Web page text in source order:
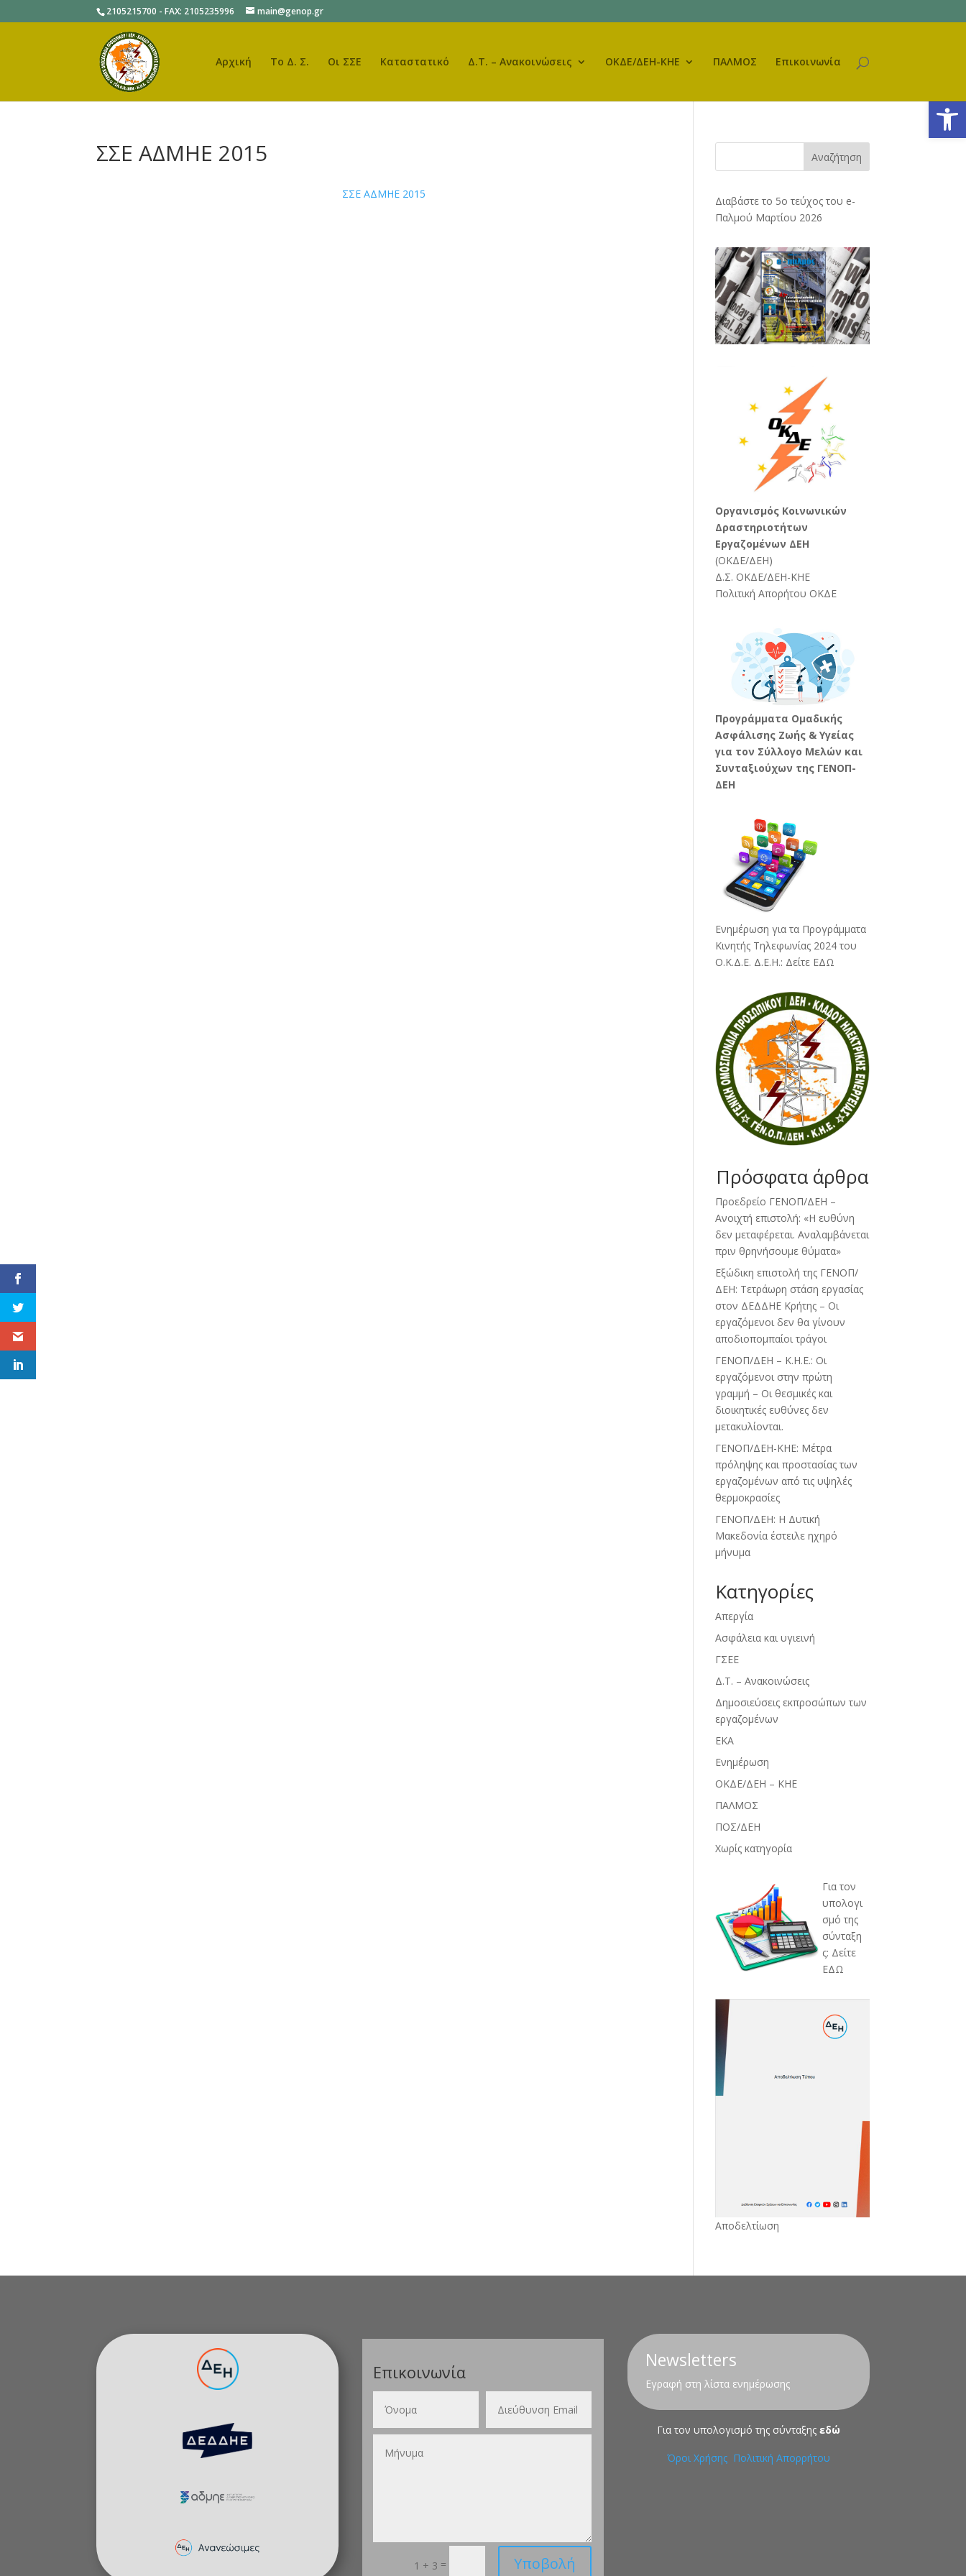
2105215700 - FAX: 2105235996 main@genop.gr
Αρχική Το Δ. Σ. Οι ΣΣΕ Καταστατικό Δ.Τ. – Ανακοινώσεις ΟΚΔΕ/ΔΕΗ-ΚΗΕ ΠΑΛΜΟΣ Επικοινωνία
ΣΣΕ ΑΔΜΗΕ 2015
ΣΣΕ ΑΔΜΗΕ 2015
Αναζήτηση
Διαβάστε το 5ο τεύχος του e-
Παλμού Μαρτίου 2026
Oργανισμός Κοινωνικών
Δραστηριοτήτων
Εργαζομένων ΔΕΗ
(ΟΚΔΕ/ΔΕΗ)
Δ.Σ. ΟΚΔΕ/ΔΕΗ-ΚΗΕ
Πολιτική Απορήτου ΟΚΔΕ
Προγράμματα Ομαδικής
Ασφάλισης Ζωής & Υγείας
για τον Σύλλογο Μελών και
Συνταξιούχων της ΓΕΝΟΠ-
ΔΕΗ
Ενημέρωση για τα Προγράμματα
Κινητής Τηλεφωνίας 2024 του
Ο.Κ.Δ.Ε. Δ.Ε.Η.: Δείτε ΕΔΩ
Πρόσφατα άρθρα
Προεδρείο ΓΕΝΟΠ/ΔΕΗ –
Ανοιχτή επιστολή: «Η ευθύνη
δεν μεταφέρεται. Αναλαμβάνεται
πριν θρηνήσουμε θύματα»
Εξώδικη επιστολή της ΓΕΝΟΠ/
ΔΕΗ: Τετράωρη στάση εργασίας
στον ΔΕΔΔΗΕ Κρήτης – Οι
εργαζόμενοι δεν θα γίνουν
αποδιοπομπαίοι τράγοι
ΓΕΝΟΠ/ΔΕΗ – Κ.Η.Ε.: Οι
εργαζόμενοι στην πρώτη
γραμμή – Οι θεσμικές και
διοικητικές ευθύνες δεν
μετακυλίονται.
ΓΕΝΟΠ/ΔΕΗ-ΚΗΕ: Μέτρα
πρόληψης και προστασίας των
εργαζομένων από τις υψηλές
θερμοκρασίες
ΓΕΝΟΠ/ΔΕΗ: Η Δυτική
Μακεδονία έστειλε ηχηρό
μήνυμα
Kατηγορίες
Απεργία
Ασφάλεια και υγιεινή
ΓΣΕΕ
Δ.Τ. – Ανακοινώσεις
Δημοσιεύσεις εκπροσώπων των
εργαζομένων
ΕΚΑ
Ενημέρωση
ΟΚΔΕ/ΔΕΗ – ΚΗΕ
ΠΑΛΜΟΣ
ΠΟΣ/ΔΕΗ
Χωρίς κατηγορία
Για τον
υπολογι
σμό της
σύνταξη
ς: Δείτε
ΕΔΩ
Αποδελτίωση
Επικοινωνία
1 + 3 = Υποβολή
Newsletters
Εγραφή στη λίστα ενημέρωσης
Για τον υπολογισμό της σύνταξης εδώ
Όροι Χρήσης Πολιτική Απορρήτου